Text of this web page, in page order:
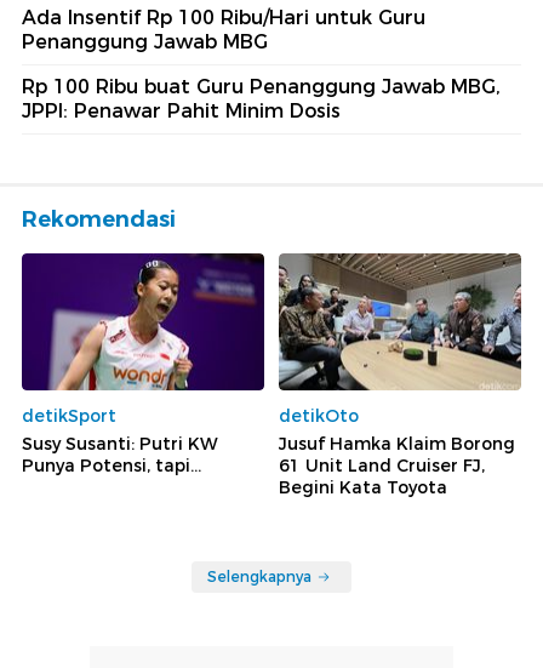
Ada Insentif Rp 100 Ribu/Hari untuk Guru
Penanggung Jawab MBG
Rp 100 Ribu buat Guru Penanggung Jawab MBG,
JPPI: Penawar Pahit Minim Dosis
Rekomendasi
detikSport
Susy Susanti: Putri KW
Punya Potensi, tapi...
detikOto
Jusuf Hamka Klaim Borong
61 Unit Land Cruiser FJ,
Begini Kata Toyota
Selengkapnya